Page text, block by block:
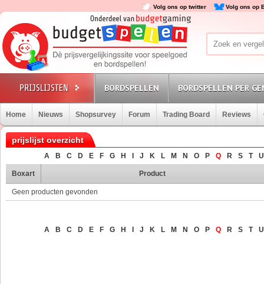
Volg ons op twitter Volg ons op
BORDSPELLEN BORDSPELLEN PER
Home Nieuws Shopsurvey Forum Trading Board Reviews
prijslijst overzicht
A B C D E F G H J K L M N O P Q R S T U
Boxart Product
Geen producten gevonden
A B C D E F G H J K L M N O P Q R S T U